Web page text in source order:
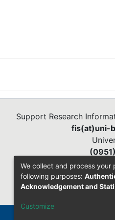
Support Research
fis(at)uni-
We collect and process your
following purposes:
Acknowledgement and
Customize